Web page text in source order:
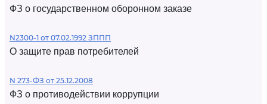
ФЗ о государственном оборонном заказе
N2300-1 от 07.02.1992 ЗППП
О защите прав потребителей
N 273-ФЗ от 25.12.2008
ФЗ о противодействии коррупции